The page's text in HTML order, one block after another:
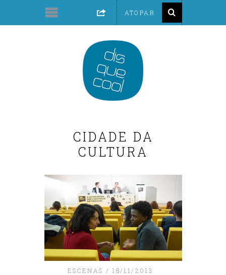
CIDADE DA
CULTURA
ESCENAS 18/11/2013